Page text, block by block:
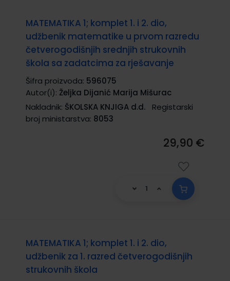
MATEMATIKA 1; komplet 1. i 2. dio,
udžbenik matematike u prvom razredu
četverogodišnjih srednjih strukovnih
škola sa zadatcima za rješavanje
Šifra proizvoda: 596075
Autor(i): Željka Dijanić Marija Mišurac
Nakladnik: ŠKOLSKA KNJIGA d.d.
Registarski
broj ministarstva: 8053
29,90 €
MATEMATIKA 1; komplet 1. i 2. dio,
udžbenik za 1. razred četverogodišnjih
strukovnih škola